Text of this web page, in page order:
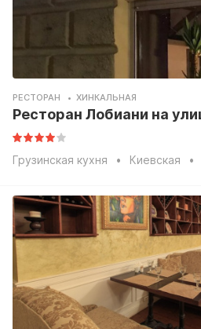
РЕСТОРАН ХИНКАЛЬНАЯ
Ресторан Лобиани на
Грузинская кухня Киевская